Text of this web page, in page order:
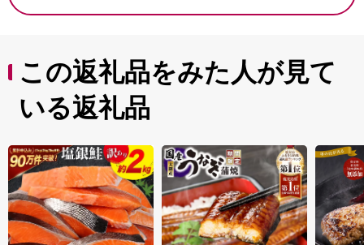
この返礼品をみた人が見て
いる返礼品